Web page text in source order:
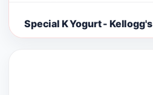
Special K Yogurt - Kellogg's